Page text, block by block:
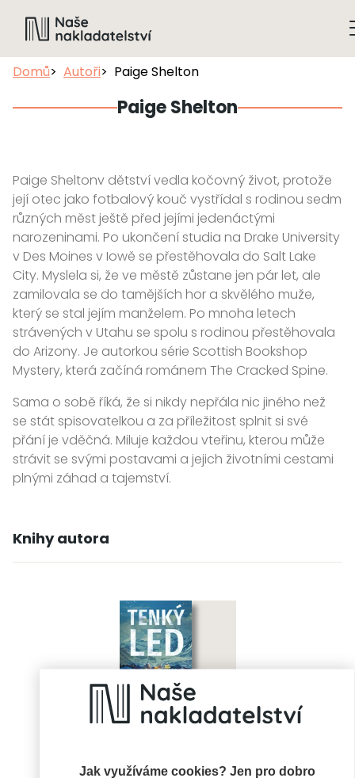
Jak využíváme cookies? Jen pro dobro
Domů Autoři Paige Shelton
Paige Shelton
Paige Sheltonv dětství vedla kočovný život, protože
její otec jako fotbalový kouč vystřídal s rodinou sedm
různých měst ještě před jejími jedenáctými
narozeninami. Po ukončení studia na Drake University
v Des Moines v Iowě se přestěhovala do Salt Lake
City. Myslela si, že ve městě zůstane jen pár let, ale
zamilovala se do tamějších hor a skvělého muže,
který se stal jejím manželem. Po mnoha letech
strávených v Utahu se spolu s rodinou přestěhovala
do Arizony. Je autorkou série Scottish Bookshop
Mystery, která začíná románem The Cracked Spine.
Sama o sobě říká, že si nikdy nepřála nic jiného než
se stát spisovatelkou a za příležitost splnit si své
přání je vděčná. Miluje každou vteřinu, kterou může
strávit se svými postavami a jejich životními cestami
plnými záhad a tajemství.
Knihy autora